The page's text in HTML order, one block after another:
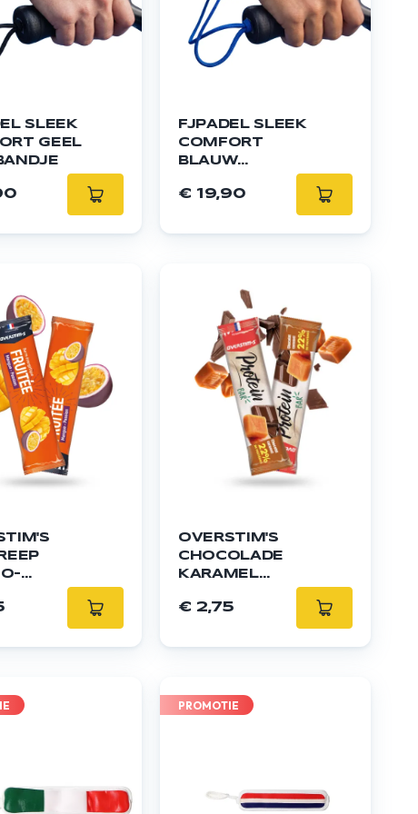
SLEEK
GEEL
FJPADEL SLEEK
COMFORT
BLAUW
€ 19,90
OVERSTIM'S
CHOCOLADE
KARAMEL
PROTEÏNEREEP
€ 2,75
PROMOTIE